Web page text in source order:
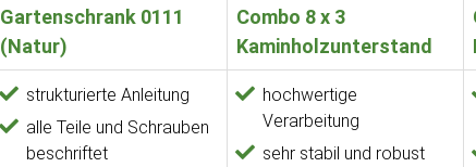
Gartenschrank 0111
(Natur)
Combo 8 x 3
Kaminholzunterstand
strukturierte Anleitung
alle Teile und Schrauben
beschriftet
hochwertige
Verarbeitung
sehr stabil und robust